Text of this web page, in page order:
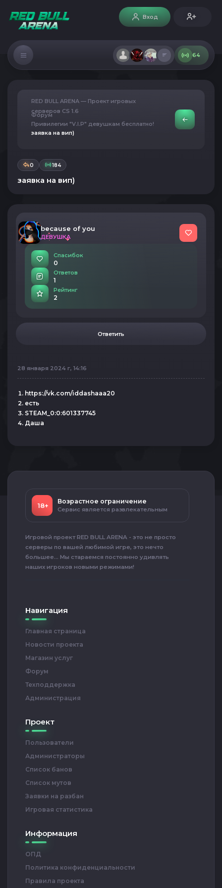
Вход
64
RED BULL ARENA — Проект игровых
серверов CS 1.6
Форум
Привилегии "V.I.P" девушкам бесплатно!
заявка на вип)
0 184
заявка на вип)
because of you
ДЕВУШКА
Спасибок
0
Ответов
1
Рейтинг
2
Ответить
28 января 2024 г, 14:16
https://vk.com/iddashaaa20
есть
STEAM_0:0:601337745
Даша
18+
Возрастное ограничение
Сервис является развлекательным
Игровой проект RED BULL ARENA - это не просто
серверы по вашей любимой игре, это нечто
большее... Мы стараемся постоянно удивлять
наших игроков новыми режимами!
Навигация
Главная страница
Новости проекта
Магазин услуг
Форум
Техподдержка
Администрация
Проект
Пользователи
Администраторы
Список банов
Список мутов
Заявки на разбан
Игровая статистика
Информация
ОПД
Политика конфиденциальности
Правила проекта